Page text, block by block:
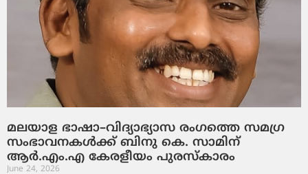
മലയാള ഭാഷാ–വിദ്യാഭ്യാസ രംഗത്തെ സമഗ്ര
സംഭാവനകൾക്ക് ബിനു കെ. സാമിന്
ആർ.എം.എ കേരളീയം പുരസ്‌കാരം
June 24, 2026